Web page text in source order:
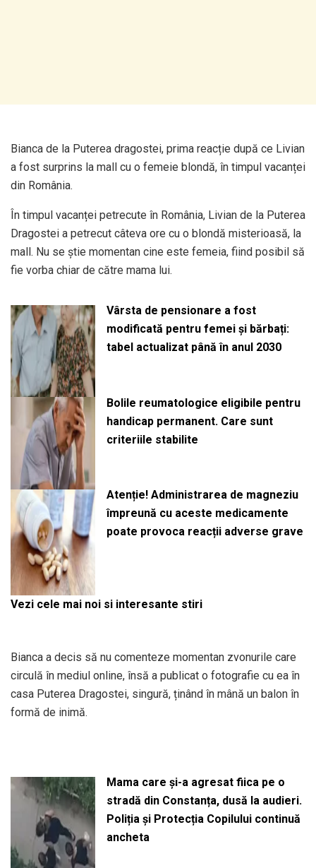
Bianca de la Puterea dragostei, prima reacție după ce Livian
a fost surprins la mall cu o femeie blondă, în timpul vacanței
din România.
În timpul vacanței petrecute în România, Livian de la Puterea
Dragostei a petrecut câteva ore cu o blondă misterioasă, la
mall. Nu se știe momentan cine este femeia, fiind posibil să
fie vorba chiar de către mama lui.
Vârsta de pensionare a fost
modificată pentru femei și bărbați:
tabel actualizat până în anul 2030
Bolile reumatologice eligibile pentru
handicap permanent. Care sunt
criteriile stabilite
Atenție! Administrarea de magneziu
împreună cu aceste medicamente
poate provoca reacții adverse grave
Vezi cele mai noi si interesante stiri
Bianca a decis să nu comenteze momentan zvonurile care
circulă în mediul online, însă a publicat o fotografie cu ea în
casa Puterea Dragostei, singură, ținând în mână un balon în
formă de inimă.
Mama care și-a agresat fiica pe o
stradă din Constanța, dusă la audieri.
Poliția și Protecția Copilului continuă
ancheta